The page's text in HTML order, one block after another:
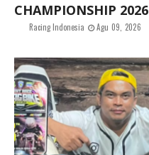
CHAMPIONSHIP 2026
Racing Indonesia Agu 09, 2026